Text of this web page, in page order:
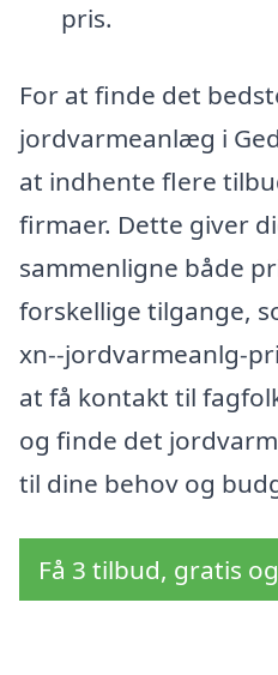
pris.
For at finde det
jordvarmeanlæg i
at indhente flere
firmaer. Dette giver
sammenligne både
forskellige tilgange,
xn--jordvarmeanlg-
at få kontakt til
og finde det
til dine behov og
Få 3 tilbud, gratis